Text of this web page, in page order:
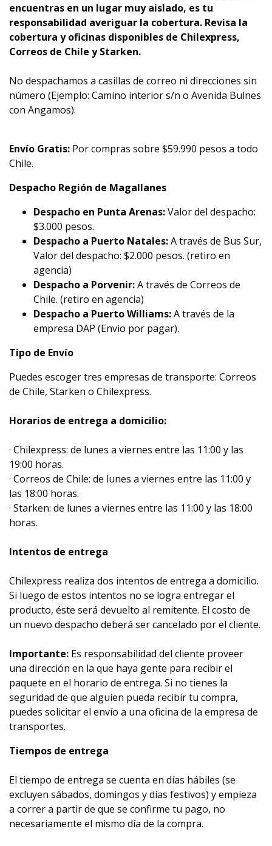
encuentras en un lugar muy aislado, es tu
responsabilidad averiguar la cobertura. Revisa la
cobertura y oficinas disponibles de Chilexpress,
Correos de Chile y Starken.
No despachamos a casillas de correo ni direcciones sin
número (Ejemplo: Camino interior s/n o Avenida Bulnes
con Angamos).
Envío Gratis: Por compras sobre $59.990 pesos a todo
Chile.
Despacho Región de Magallanes
Despacho en Punta Arenas:Valor del despacho:
$3.000 pesos.
Despacho a Puerto Natales:A través de Bus Sur,
Valor del despacho: $2.000 pesos. (retiro en
agencia)
Despacho a Porvenir:A través de Correos de
Chile. (retiro en agencia)
Despacho a Puerto Williams:A través de la
empresa DAP (Envio por pagar).
Tipo de Envío
Puedes escoger tres empresas de transporte: Correos
de Chile, Starken o Chilexpress.
Horarios de entrega a domicilio:
· Chilexpress: de lunes a viernes entre las 11:00 y las
19:00 horas.
· Correos de Chile: de lunes a viernes entre las 11:00 y
las 18:00 horas.
· Starken: de lunes a viernes entre las 11:00 y las 18:00
horas.
Intentos de entrega
Chilexpress realiza dos intentos de entrega a domicilio.
Si luego de estos intentos no se logra entregar el
producto, éste será devuelto al remitente. El costo de
un nuevo despacho deberá ser cancelado por el cliente.
Importante: Es responsabilidad del cliente proveer
una dirección en la que haya gente para recibir el
paquete en el horario de entrega. Si no tienes la
seguridad de que alguien pueda recibir tu compra,
puedes solicitar el envío a una oficina de la empresa de
transportes.
Tiempos de entrega
El tiempo de entrega se cuenta en días hábiles (se
excluyen sábados, domingos y días festivos) y empieza
a correr a partir de que se confirme tu pago, no
necesariamente el mismo día de la compra.